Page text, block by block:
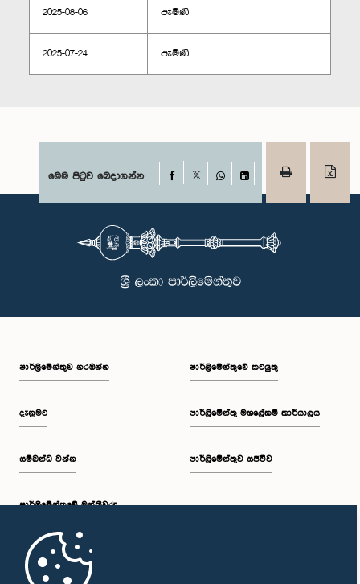
2025-08-06 පැමිණි
2025-07-24 පැමිණි
මෙම පිටුව බෙදාගන්න Facebook
WhatsAppLinkedIn
පාර්ලි‌මේන්තුව නරඹන්න
දැනුමට
සම්බන්ධ වන්න
පාර්ලි‌මේන්තුවේ මන්ත්‍රීවරු
මුල් පිටුව
පාර්ලිමේන්තුවේ කටයුතු
පාර්ලිමේන්තු මහලේකම් කාර්යාලය
පාර්ලිමේන්තුව සජීවීව